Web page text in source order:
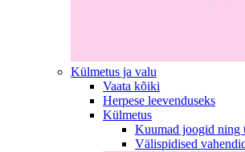
Külmetus ja valu
Vaata kõiki
Herpese leevenduseks
Külmetus
Kuumad joogid ning
Välispidised